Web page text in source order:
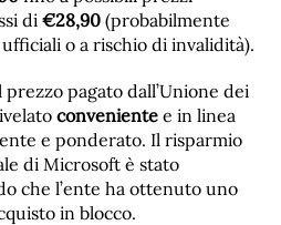
di €28,90 (probabilmente
o a rischio di invalidità).
pagato dall’Unione dei
conveniente e in linea
e ponderato. Il risparmio
di Microsoft è stato
che l’ente ha ottenuto uno
in blocco.